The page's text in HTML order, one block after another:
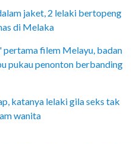
jaket, 2 lelaki bertopeng
di Melaka
pertama filem Melayu, badan
pukau penonton berbanding
katanya lelaki gila seks tak
wanita